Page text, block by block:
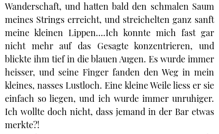
Wanderschaft, und hatten bald den schmalen Saum
meines Strings erreicht, und streichelten ganz sanft
meine kleinen Lippen….Ich konnte mich fast gar
nicht mehr auf das Gesagte konzentrieren, und
blickte ihm tief in die blauen Augen. Es wurde immer
heisser, und seine Finger fanden den Weg in mein
kleines, nasses Lustloch. Eine kleine Weile liess er sie
einfach so liegen, und ich wurde immer unruhiger.
Ich wollte doch nicht, dass jemand in der Bar etwas
merkte?!